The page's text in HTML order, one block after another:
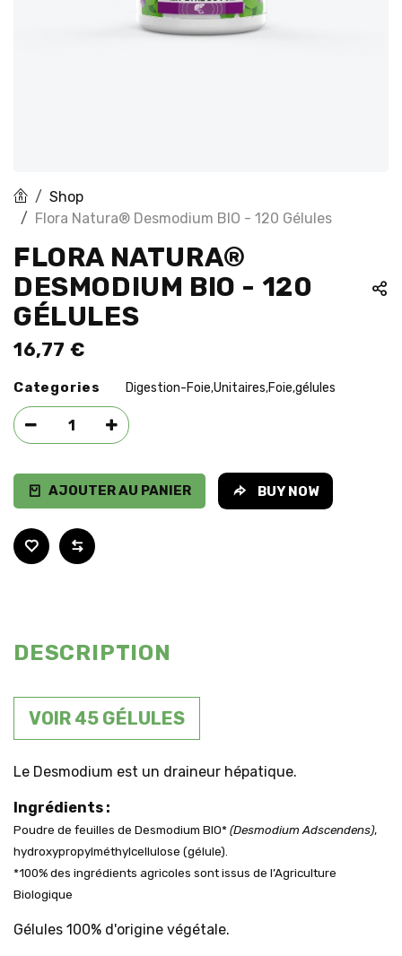
Shop
Flora Natura® Desmodium BIO - 120 Gélules
FLORA NATURA®
DESMODIUM BIO - 120
GÉLULES
16,77 €
Categories Digestion-Foie,Unitaires,Foie,gélules
AJOUTER AU PANIER BUY NOW
DESCRIPTION
VOIR 45 GÉLULES
Le Desmodium est un draineur hépatique.
Ingrédients :
Poudre de feuilles de Desmodium BIO* (Desmodium Adscendens),
hydroxypropylméthylcellulose (gélule).
*100% des ingrédients agricoles sont issus de l’Agriculture
Biologique
Gélules 100% d'origine végétale.